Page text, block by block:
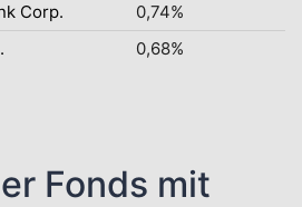
Corp.
0,74%
0,68%
Fonds mit